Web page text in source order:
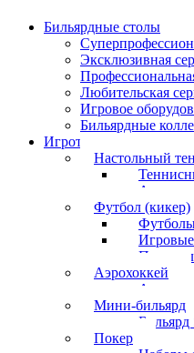
Бильярдные столы
Эксклюзивная
Любительская
Игровое
Бильярдные
Игротека
Настольный
Футбол (кикер)
Аэрохоккей
Мини-бильярд
Бильярд
Покер